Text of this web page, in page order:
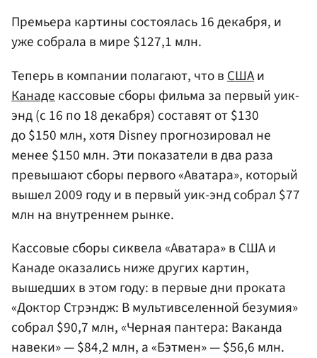
Премьера картины состоялась 16 декабря, и
уже собрала в мире $127,1 млн.
Теперь в компании полагают, что в СШАи
Канаде кассовые сборы фильма за первый уик-
энд (с 16 по 18 декабря) составят от $130
до $150 млн, хотя Disney прогнозировал не
менее $150 млн. Эти показатели в два раза
превышают сборы первого «Аватара», который
вышел 2009 году и в первый уик-энд собрал $77
млн на внутреннем рынке.
Кассовые сборы сиквела «Аватара» в США и
Канаде оказались ниже других картин,
вышедших в этом году: в первые дни проката
«Доктор Стрэндж: В мультивселенной безумия»
собрал $90,7 млн, «Черная пантера: Ваканда
навеки» — $84,2 млн, а «Бэтмен» — $56,6 млн.